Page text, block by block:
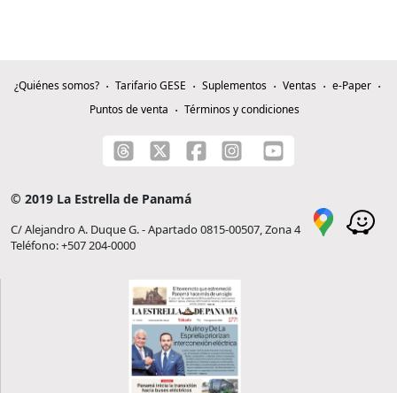
¿Quiénes somos? Tarifario GESE Suplementos Ventas
e-Paper
Puntos de venta
Términos y condiciones
© 2019 La Estrella de Panamá
C/ Alejandro A. Duque G. - Apartado 0815-00507, Zona 4
Teléfono: +507 204-0000